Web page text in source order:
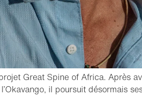
Great Spine of Africa. Après
il poursuit désormais